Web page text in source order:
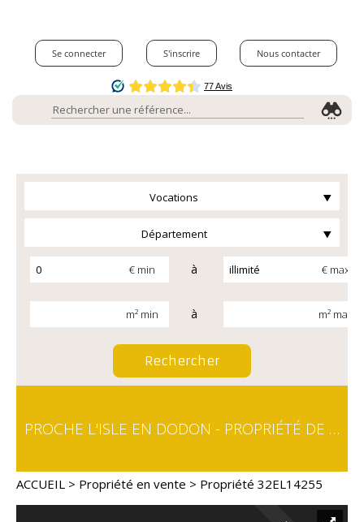
Se connecter S'inscrire Nous contacter
Vocations
Département
€ min à € max
m² min à m² max
PROCHE L'ISLE EN DODON - PROPRIÉTÉ DE 23 HA
ACCUEIL > Propriété en vente > Propriété 32EL14255